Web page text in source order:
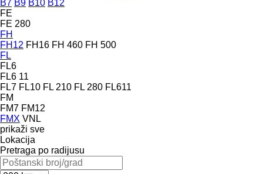
B7 B9 B10 B12
FE
FE 280
FH
FH12 FH16 FH 460 FH 500
FL
FL6
FL6 11
FL7 FL10 FL 210 FL 280 FL611
FM
FM7 FM12
FMX VNL
prikaži sve
Lokacija
Pretraga po radijusu